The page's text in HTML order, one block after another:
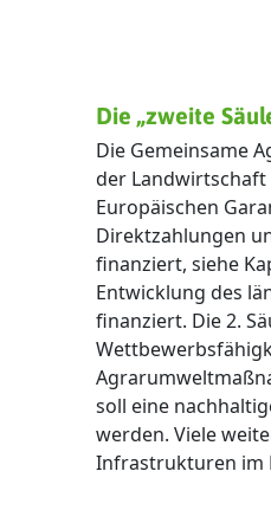
Die „zweite
Die Gemeinsame
der Landwirtschaft
Europäischen
Direktzahlungen
finanziert, siehe
Entwicklung des
finanziert. Die 2.
soll eine
werden. Viele
Infrastrukturen im